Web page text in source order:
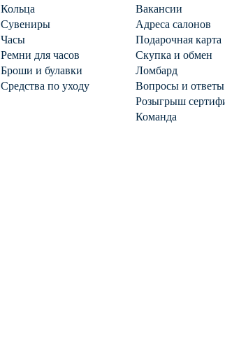
Кольца
Сувениры
Часы
Ремни для часов
Броши и булавки
Средства по уходу
Вакансии
Адреса салонов
Подарочная карта
Скупка и обмен
Ломбард
Вопросы и ответы
Розыгрыш
Команда